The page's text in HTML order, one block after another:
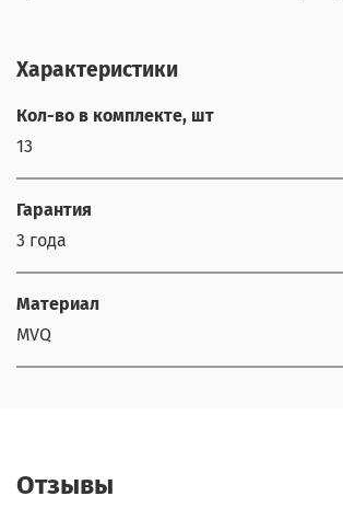
Характеристики
Кол-во в комплекте, шт
13
Гарантия
3 года
Материал
MVQ
Отзывы